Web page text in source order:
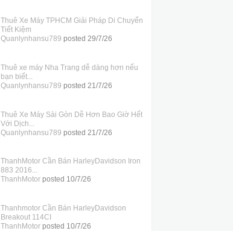
Thuê Xe Máy TPHCM Giải Pháp Di Chuyển
Tiết Kiệm
Quanlynhansu789 posted 29/7/26
Thuê xe máy Nha Trang dễ dàng hơn nếu
bạn biết...
Quanlynhansu789 posted 21/7/26
Thuê Xe Máy Sài Gòn Dễ Hơn Bao Giờ Hết
Với Dịch...
Quanlynhansu789 posted 21/7/26
ThanhMotor Cần Bán HarleyDavidson Iron
883 2016...
ThanhMotorposted 10/7/26
Thanhmotor Cần Bán HarleyDavidson
Breakout 114CI
ThanhMotorposted 10/7/26